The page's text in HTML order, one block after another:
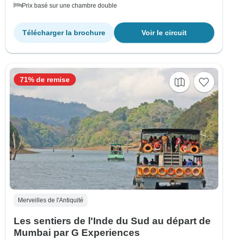
Prix basé sur une chambre double
Voir le circuit
Télécharger la brochure
Merveilles de l'Antiquité
Les sentiers de l'Inde du Sud au départ de
Mumbai par G Experiences
71% de remise